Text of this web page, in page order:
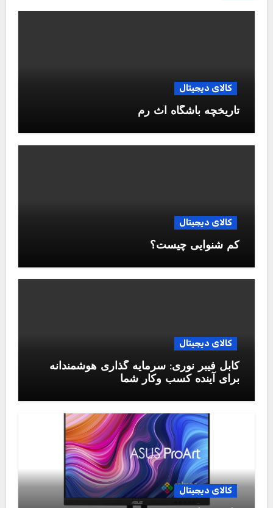
کالای دیجیتال
تاریخچه باشگاه آث رم
کالای دیجیتال
کم شنوایی چیست؟
کالای دیجیتال
کابل فیبر نوری: سرمایه گذاری هوشمندانه
برای آینده کسب وکار شما
کالای دیجیتال